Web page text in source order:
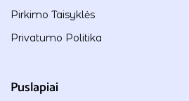
Pirkimo Taisyklės
Privatumo Politika
Puslapiai